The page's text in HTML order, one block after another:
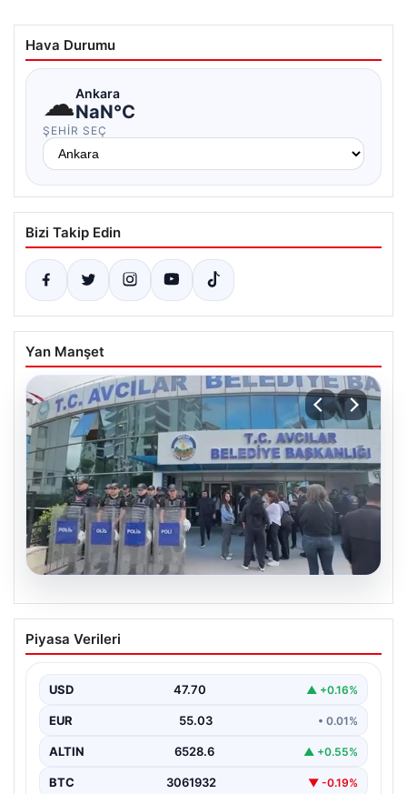
Hava Durumu
☁Ankara
NaN°C
ŞEHIR SEÇ
Bizi Takip Edin
Yan Manşet
05.08.2026
Avcılar Belediyesi’ne operasyon. 12
şüpheli gözaltına alındı
Piyasa Verileri
USD 47.70 ▲ +0.16%
EUR 55.03 • 0.01%
ALTIN 6528.6 ▲ +0.55%
BTC 3061932 ▼ -0.19%